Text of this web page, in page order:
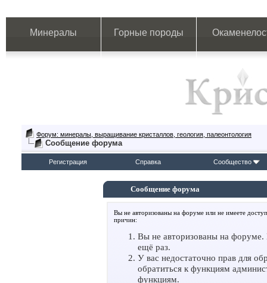
Минералы Горные породы
Форум: минералы, выращивание кристаллов, геология, палеонтология
Сообщение форума
Регистрация Справка Сообщество
Сообщение форума
Вы не авторизованы на форуме или не имеете
причин:
Вы не авторизованы на форуме.
ещё раз.
У вас недостаточно прав для
обратиться к функциям
функциям.